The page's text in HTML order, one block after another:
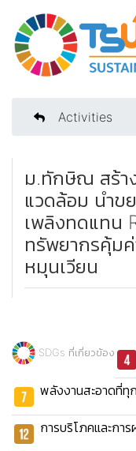
Activities
ม.ทักษิณ สร้า
แวดล้อม นำข
เพลิงทดแทน
ทรัพยากรคุ้ม
หมุนเวียน
SDGs ที่เกี่ยวข้อง
พลังงานสะอาดที่ทุ
การบริโภคและกา